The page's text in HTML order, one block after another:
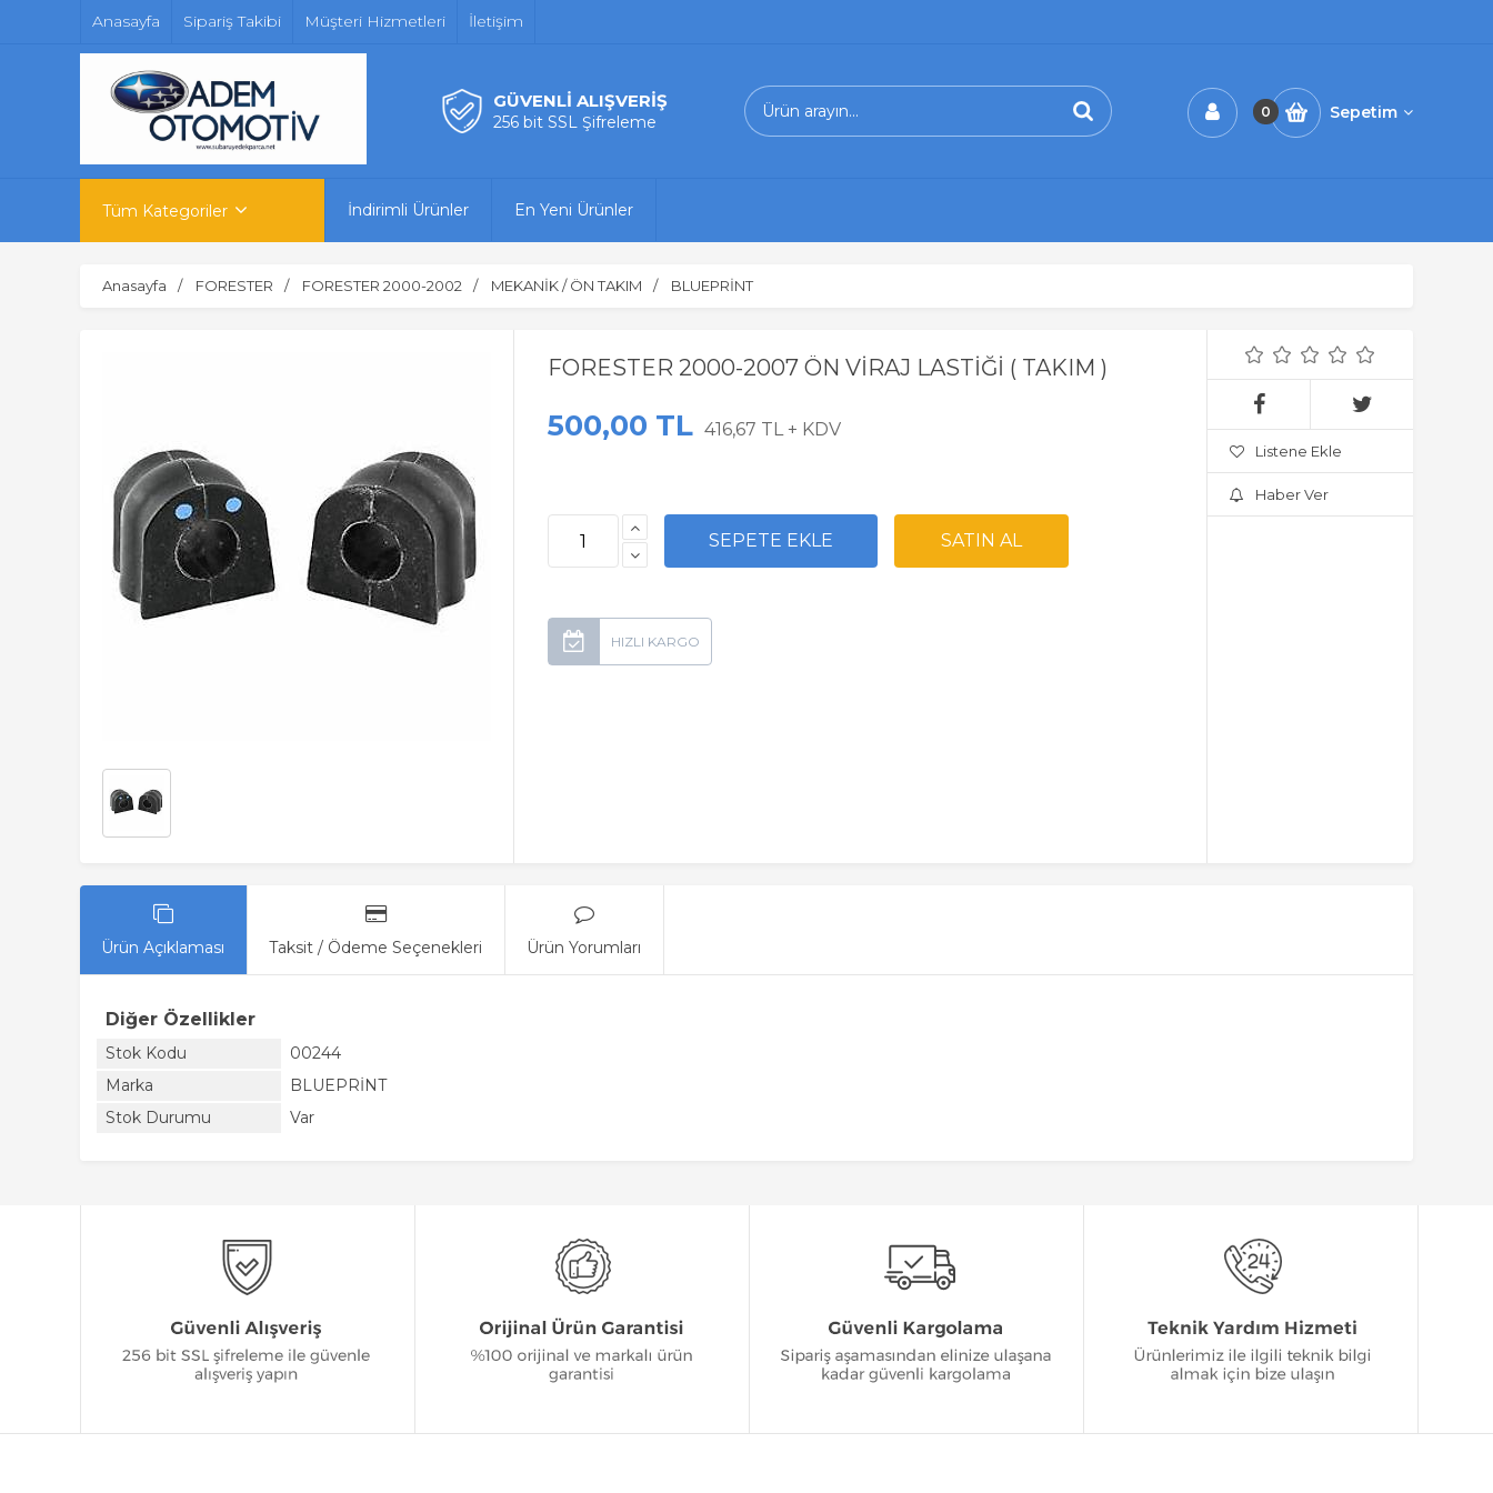
Anasayfa Sipariş Takibi Müşteri Hizmetleri İletişim
GÜVENLİ ALIŞVERİŞ
256 bit SSL Şifreleme
0 Sepetim
Tüm Kategoriler İndirimli Ürünler En Yeni Ürünler
Anasayfa FORESTER FORESTER 2000-2002 MEKANİK / ÖN TAKIM BLUEPRİNT
FORESTER 2000-2007 ÖN VİRAJ LASTİĞİ ( TAKIM )
500,00 TL 416,67 TL + KDV
Listene Ekle
Haber Ver
Ürün Açıklaması Taksit / Ödeme Seçenekleri Ürün Yorumları
Diğer Özellikler
Stok Kodu
00244
Marka
BLUEPRİNT
Stok Durumu
Var